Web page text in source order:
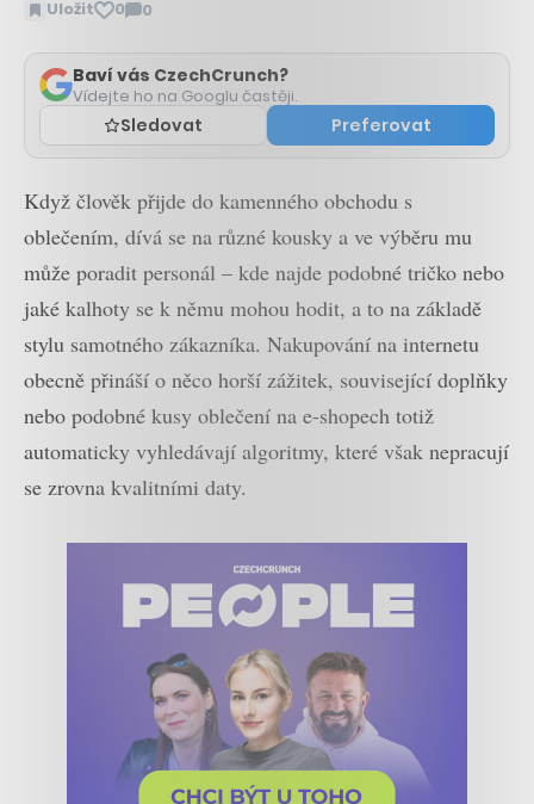
Uložit 0 0
Zobrazit
Baví vás CzechCrunch?
Vídejte ho na Googlu častěji.
Sledovat Preferovat
Když člověk přijde do kamenného obchodu s
oblečením, dívá se na různé kousky a ve výběru mu
může poradit personál – kde najde podobné tričko nebo
jaké kalhoty se k němu mohou hodit, a to na základě
stylu samotného zákazníka. Nakupování na internetu
obecně přináší o něco horší zážitek, související doplňky
nebo podobné kusy oblečení na e-shopech totiž
automaticky vyhledávají algoritmy, které však nepracují
se zrovna kvalitními daty.